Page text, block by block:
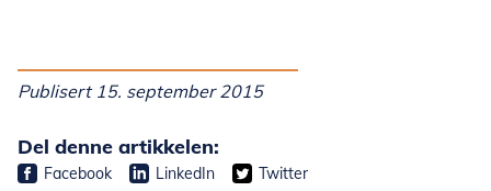
Publisert 15. september 2015
Del denne artikkelen:
Facebook LinkedIn Twitter